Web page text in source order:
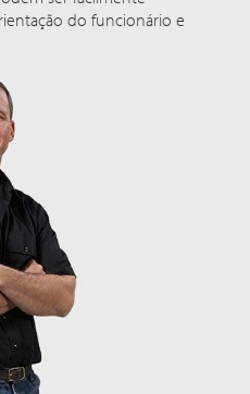
do funcionário e